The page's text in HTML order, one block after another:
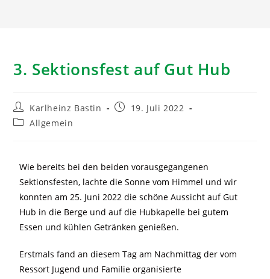
3. Sektionsfest auf Gut Hub
Karlheinz Bastin
19. Juli 2022
Allgemein
Wie bereits bei den beiden vorausgegangenen
Sektionsfesten, lachte die Sonne vom Himmel und wir
konnten am 25. Juni 2022 die schöne Aussicht auf Gut
Hub in die Berge und auf die Hubkapelle bei gutem
Essen und kühlen Getränken genießen.
Erstmals fand an diesem Tag am Nachmittag der vom
Ressort Jugend und Familie organisierte